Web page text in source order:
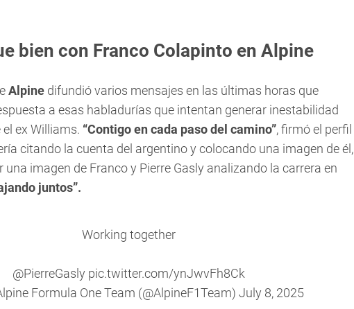
bien con Franco Colapinto en Alpine
Alpine difundió varios mensajes en las últimas horas que
a esas habladurías que intentan generar inestabilidad
ex Williams. “Contigo en cada paso del camino”, firmó el perfil
citando la cuenta del argentino y colocando una imagen de él,
imagen de Franco y Pierre Gasly analizando la carrera en
juntos”.
Working together
@PierreGasly pic.twitter.com/ynJwvFh8Ck
Formula One Team (@AlpineF1Team) July 8, 2025